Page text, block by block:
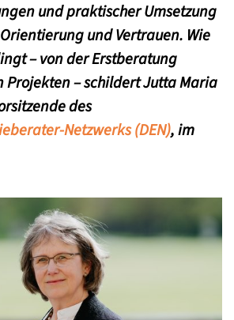
und praktischer Umsetzung
und Vertrauen. Wie
– von der Erstberatung
Projekten – schildert Jutta Maria
des
Netzwerks (DEN), im